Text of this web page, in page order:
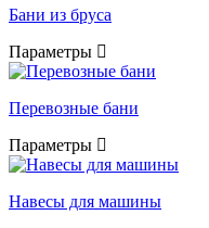
Бани из бруса
Параметры
Перевозные бани
Параметры
Навесы для машины